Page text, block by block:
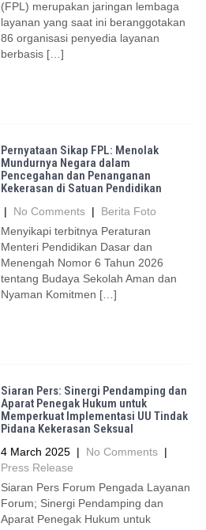
(FPL) merupakan jaringan lembaga
layanan yang saat ini beranggotakan
86 organisasi penyedia layanan
berbasis […]
Pernyataan Sikap FPL: Menolak
Mundurnya Negara dalam
Pencegahan dan Penanganan
Kekerasan di Satuan Pendidikan
| No Comments | Berita Foto
Menyikapi terbitnya Peraturan
Menteri Pendidikan Dasar dan
Menengah Nomor 6 Tahun 2026
tentang Budaya Sekolah Aman dan
Nyaman Komitmen […]
Siaran Pers: Sinergi Pendamping dan
Aparat Penegak Hukum untuk
Memperkuat Implementasi UU Tindak
Pidana Kekerasan Seksual
4 March 2025 | No Comments |
Press Release
Siaran Pers Forum Pengada Layanan
Forum; Sinergi Pendamping dan
Aparat Penegak Hukum untuk